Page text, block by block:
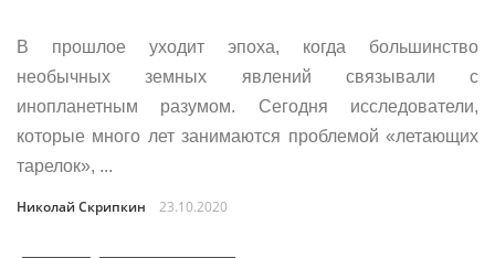
В прошлое уходит эпоха, когда большинство
необычных земных явлений связывали с
инопланетным разумом. Сегодня исследователи,
которые много лет занимаются проблемой «летающих
тарелок», ...
Николай Скрипкин 23.10.2020